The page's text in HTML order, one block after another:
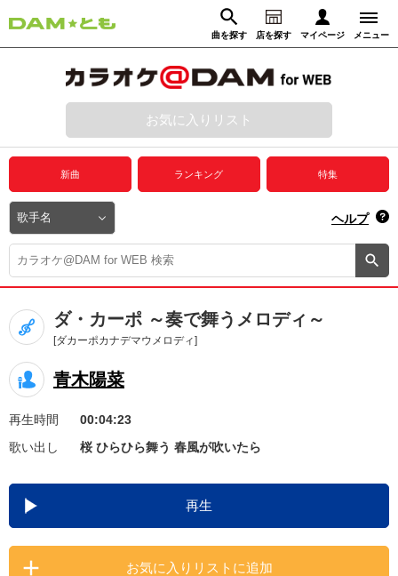
曲を探す 店を探す マイページ メニュー
動画からさがす 録音からさがす
ログイン
プレミアムサービス
DAM★とも動画
DAM★とも録音
カラオケ＠DAM
ユーザー検索
キャンペーン
お知らせ よくあるご質問
DAMの新曲・ランキングなど
カラオケ最新情報をチェック！
お気に入りリスト
新曲 ランキング 特集
ヘルプ
ダ・カーポ ～奏で舞うメロディ～
[ダカーポカナデマウメロディ]
青木陽菜
再生時間
00:04:23
歌い出し
桜 ひらひら舞う 春風が吹いたら
再生
お気に入りリストに追加